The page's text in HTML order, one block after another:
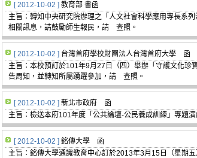
[ 2012-10-02 ] 教育部 書函
主旨：轉知中央研究院辦理之「人文社會科學應用專長系
相關訊息，請鼓勵師生報民，請 查照。
[ 2012-10-02 ] 台灣首府學校財團法人台灣首府大學 函
主旨：本校預訂於101年9月27日（四）舉辦「守護文化
告周知，並轉知所屬踴躍參加，請 查照。
[ 2012-10-02 ] 新北市政府 函
主旨：檢送本府101年度「公共論壇-公民養成訓練」專題
[ 2012-10-02 ] 銘傳大學 函
主旨：銘傳大學通識教育中心訂於2013年3月15日（星期